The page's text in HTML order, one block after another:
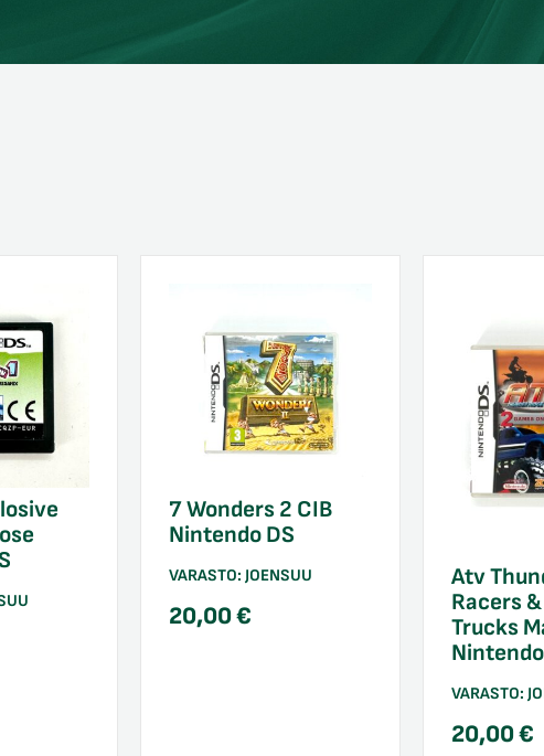
7 Wonders 2 CIB
Nintendo DS
VARASTO: JOENSUU
20,00€
Atv
Racers
Trucks
VARASTO:
20,00€